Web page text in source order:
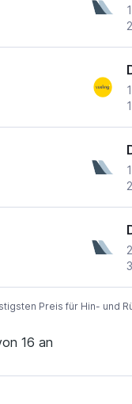
Preis für Hin- und
16 an